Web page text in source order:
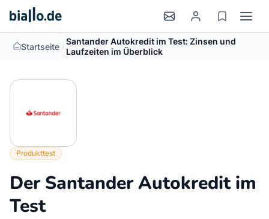
Startseite > Santander Autokredit im Test: Zinsen und
Laufzeiten im Überblick
Produkttest
Der Santander Autokredit im
Test